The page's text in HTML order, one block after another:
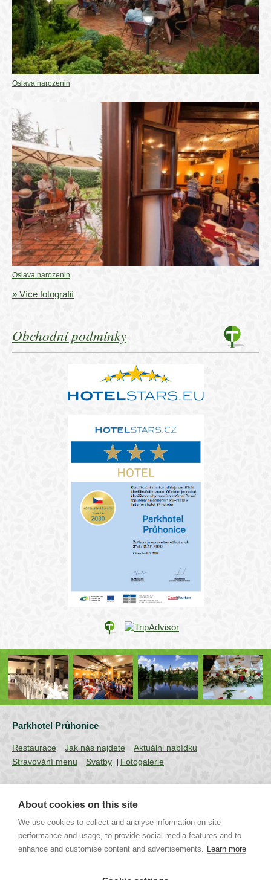
Oslava narozenin
Oslava narozenin
» Více fotografií
Obchodní podmínky
Parkhotel Průhonice
Restaurace Jak nás najdete
Aktuálni nabídku
Stravování menu
Svatby Fotogalerie
Tel.: +420 267 750 405 non-stop, +420 267 750 763-5 | Mob.:
+420 721 244 106 |info@parkhotel-pruhonice.cz
About cookies on this site
We use cookies to collect and analyse information on site
performance and usage, to provide social media features and to
enhance and customise content and advertisements. Learn more